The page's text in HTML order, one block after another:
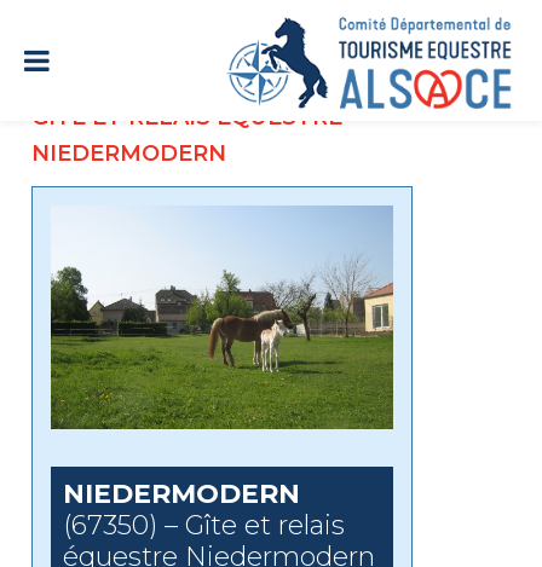
GÎTE ET RELAIS ÉQUESTRE
NIEDERMODERN
NIEDERMODERN
(67350) – Gîte et relais
équestre Niedermodern